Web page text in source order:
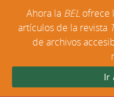
Ahora la BEL ofrece
artículos de la revista
de archivos
Ir